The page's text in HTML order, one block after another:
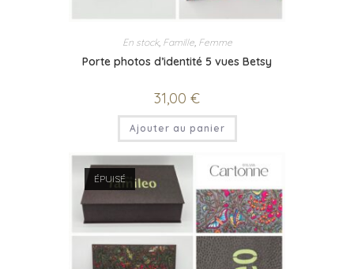
En stock, Famille, Femme
Porte photos d’identité 5 vues Betsy
31,00 €
Ajouter au panier
ÉPUISÉ